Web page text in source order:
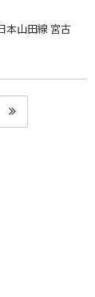
本山田線 宮古